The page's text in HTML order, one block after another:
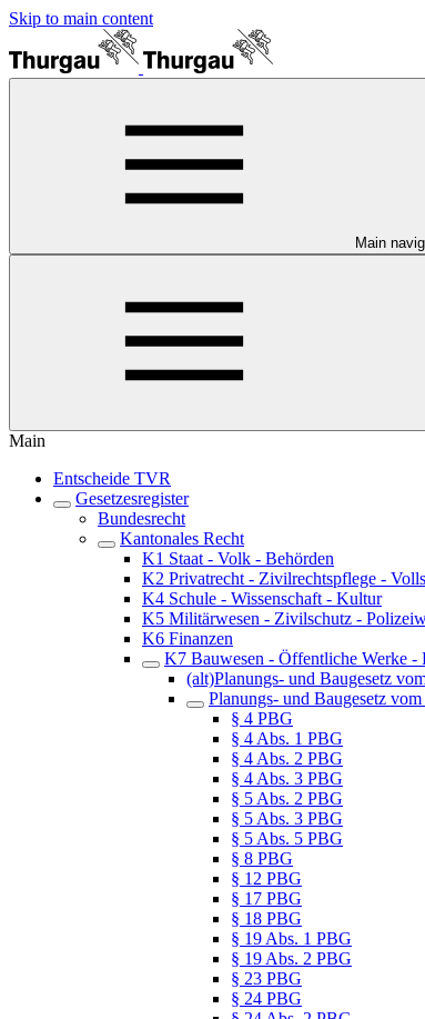
Skip to main content
Main
Main
Entscheide TVR
Gesetzesregister
Bundesrecht
Kantonales Recht
K1 Staat - Volk - Behörden
K2 Privatrecht - Zivilrechtspflege -
K4 Schule - Wissenschaft - Kultur
K5 Militärwesen - Zivilschutz -
K6 Finanzen
K7 Bauwesen - Öffentliche Werke -
(alt)Planungs- und Baugesetz
Planungs- und Baugesetz
§ 4 PBG
§ 4 Abs. 1 PBG
§ 4 Abs. 2 PBG
§ 4 Abs. 3 PBG
§ 5 Abs. 2 PBG
§ 5 Abs. 3 PBG
§ 5 Abs. 5 PBG
§ 8 PBG
§ 12 PBG
§ 17 PBG
§ 18 PBG
§ 19 Abs. 1 PBG
§ 19 Abs. 2 PBG
§ 23 PBG
§ 24 PBG